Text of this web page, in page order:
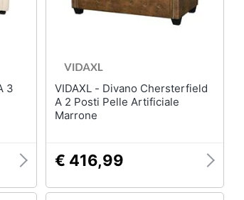
VIDAXL - Divano Chersterfield
A 2 Posti Pelle Artificiale
Marrone
€ 416,99